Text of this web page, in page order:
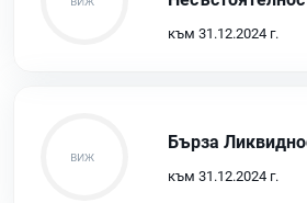
към 31.12.2024 г.
Бърза
към 31.12.2024 г.